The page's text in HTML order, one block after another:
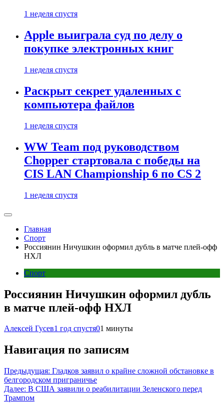
1 неделя спустя
Apple выиграла суд по делу о
покупке электронных книг
1 неделя спустя
Раскрыт секрет удаленных с
компьютера файлов
1 неделя спустя
WW Team под руководством
Chopper стартовала с победы на
CIS LAN Championship 6 по CS 2
1 неделя спустя
Главная
Спорт
Россиянин Ничушкин оформил дубль в матче плей-офф
НХЛ
Спорт
Россиянин Ничушкин оформил дубль
в матче плей-офф НХЛ
Алексей Гусев1 год спустя01 минуты
Навигация по записям
Предыдущая: Гладков заявил о крайне сложной обстановке в
белгородском приграничье
Далее: В США заявили о реабилитации Зеленского перед
Трампом